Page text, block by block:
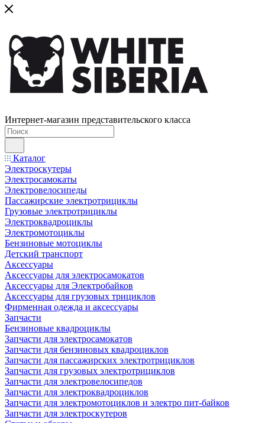
Интернет-магазин представительского класса
Каталог
Электроскутеры
Электросамокаты
Электровелосипеды
Пассажирские электротрициклы
Грузовые электротрициклы
Электроквадроциклы
Электромотоциклы
Бензиновые мотоциклы
Детский транспорт
Аксессуары
Аксессуары для электросамокатов
Аксессуары для Электробайков
Аксессуары для грузовых трициклов
Фирменная одежда и аксессуары
Запчасти
Бензиновые квадроциклы
Запчасти для электросамокатов
Запчасти для бензиновых квадроциклов
Запчасти для пассажирских электротрициклов
Запчасти для грузовых электротрициклов
Запчасти для электровелосипедов
Запчасти для электроквадроциклов
Запчасти для электромотоциклов и электро пит-байков
Запчасти для электроскутеров